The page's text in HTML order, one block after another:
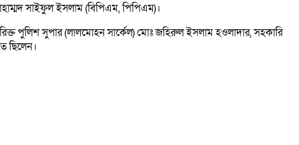
সাইফুল ইসলাম (বিপিএম, পিপিএম)।
পুলিশ সুপার (লালমোহন সার্কেল) মোঃ জহিরুল ইসলাম হওলাদার, সহকারি
ছিলেন।